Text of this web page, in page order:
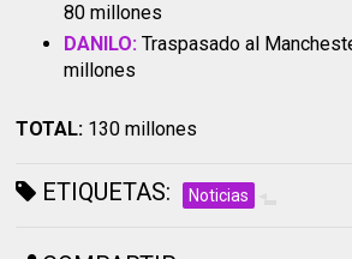
80 millones
DANILO: Traspasado al
millones
TOTAL: 130 millones
ETIQUETAS: Noticias